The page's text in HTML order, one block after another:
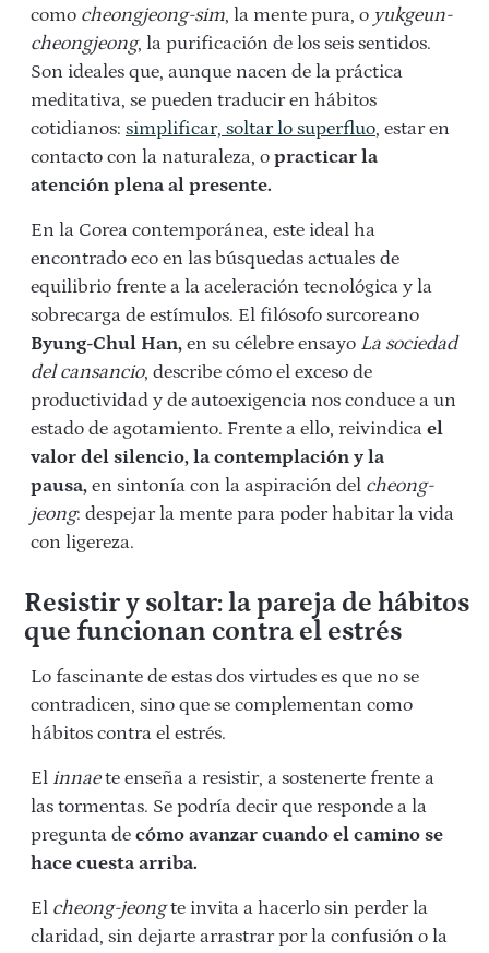
como cheongjeong-sim, la mente pura, o yukgeun-
cheongjeong, la purificación de los seis sentidos.
Son ideales que, aunque nacen de la práctica
meditativa, se pueden traducir en hábitos
cotidianos: simplificar, soltar lo superfluo, estar en
contacto con la naturaleza, o practicar la
atención plena al presente.
En la Corea contemporánea, este ideal ha
encontrado eco en las búsquedas actuales de
equilibrio frente a la aceleración tecnológica y la
sobrecarga de estímulos. El filósofo surcoreano
Byung-Chul Han, en su célebre ensayo La sociedad
del cansancio, describe cómo el exceso de
productividad y de autoexigencia nos conduce a un
estado de agotamiento. Frente a ello, reivindica el
valor del silencio, la contemplación y la
pausa, en sintonía con la aspiración del cheong-
jeong: despejar la mente para poder habitar la vida
con ligereza.
Resistir y soltar: la pareja de hábitos
que funcionan contra el estrés
Lo fascinante de estas dos virtudes es que no se
contradicen, sino que se complementan como
hábitos contra el estrés.
El innaete enseña a resistir, a sostenerte frente a
las tormentas. Se podría decir que responde a la
pregunta de cómo avanzar cuando el camino se
hace cuesta arriba.
El cheong-jeongte invita a hacerlo sin perder la
claridad, sin dejarte arrastrar por la confusión o la